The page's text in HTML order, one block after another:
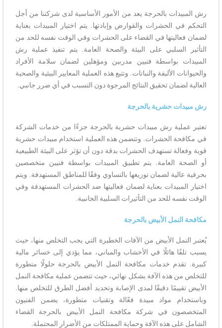
رش المبيدات بالحرجة يعد من الأمور الأساسية لدى شركتنا من أجل
التحكم في الحشرات والقوارض وإبادتها. يتم اختيار المبيدات بعناية
لضمان فعاليتها في القضاء على الحشرات وفي الوقت نفسه للحد من
التأثير السلبي على البيئة والصحة العامة. يتم تنفيذ عملية رش
المبيدات بواسطة فنيين مدربين ومؤهلين لضمان سلامة الأفراد
والحيوانات الأليفة والنباتات. وتتبع هذه العملية المعايير البيئية والصحية
العالية لضمان تحقيق النتائج المرجوة دون التسبب في أي ضرر جانبي.
رش مبيدات حشرية بالحرجة
تعتبر عملية رش مبيدات حشرية بالحرجة جزءًا من خدمات الشركة
في مكافحة الحشرات. وتتضمن هذه العملية استخدام مبيدات حشرية
قوية وفعالة تستهدف الحشرات بدقة دون أن تؤثر على البيئة الطبيعية
أو الصحة العامة. يتم تطبيق المبيدات بواسطة فنيين متخصصين
بحرفية عالية لضمان توزيعها بالتساوي وفقًا للمناطق المستهدفة. ويتم
اختيار المبيدات بعناية لضمان فعاليتها ضد الحشرات المستهدفة وفي
الوقت نفسه للحد من التأثيرات السلبية الجانبية.
مكافحة النمل الأبيض بالحرجة
يُعتبر النمل الأبيض من الآفات الخطيرة التي يجب التخلص منها، حيث
يسبب تلفًا هائلًا في الأخشاب والمباني، مما يؤدي إلى خسائر مالية
كبيرة. تقدم خدمات مكافحة النمل الأبيض بالحرجة حلولًا متطورة
للتخلص من هذه الآفة بشكل نهائي، حيث تتضمن عملية مكافحة النمل
الأبيض تقييمًا دقيقًا لمدى الإصابة وتحديد أفضل الطرق للتخلص منها.
وباستخدام مواد مبيدة فعّالة وتقنيات متطورة، يضمن الفنيون
المتخصصون في شركة مكافحة النمل الأبيض بالحرجة القضاء
الشامل على هذه الآفة وحماية الممتلكات من الأضرار المحتملة.